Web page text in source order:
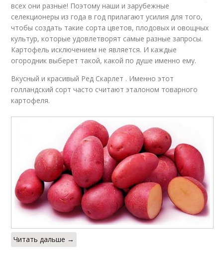
всех они разные! Поэтому наши и зарубежные
селекционеры из года в год прилагают усилия для того,
чтобы создать такие сорта цветов, плодовых и овощных
культур, которые удовлетворят самые разные запросы.
Картофель исключением не является. И каждые
огородник выберет такой, какой по душе именно ему.
Вкусный и красивый Ред Скарлет . Именно этот
голландский сорт часто считают эталоном товарного
картофеля.
Читать дальше →